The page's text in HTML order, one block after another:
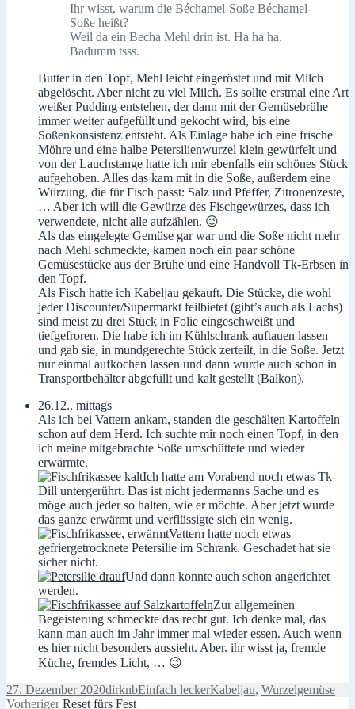
Ihr wisst, warum die Béchamel-Soße Béchamel-
Soße heißt?
Weil da ein Becha Mehl drin ist. Ha ha ha.
Badumm tsss.
Butter in den Topf, Mehl leicht eingeröstet und mit Milch
abgelöscht. Aber nicht zu viel Milch. Es sollte erstmal eine Art
weißer Pudding entstehen, der dann mit der Gemüsebrühe
immer weiter aufgefüllt und gekocht wird, bis eine
Soßenkonsistenz entsteht. Als Einlage habe ich eine frische
Möhre und eine halbe Petersilienwurzel klein gewürfelt und
von der Lauchstange hatte ich mir ebenfalls ein schönes Stück
aufgehoben. Alles das kam mit in die Soße, außerdem eine
Würzung, die für Fisch passt: Salz und Pfeffer, Zitronenzeste,
… Aber ich will die Gewürze des Fischgewürzes, dass ich
verwendete, nicht alle aufzählen. 😉
Als das eingelegte Gemüse gar war und die Soße nicht mehr
nach Mehl schmeckte, kamen noch ein paar schöne
Gemüsestücke aus der Brühe und eine Handvoll Tk-Erbsen in
den Topf.
Als Fisch hatte ich Kabeljau gekauft. Die Stücke, die wohl
jeder Discounter/Supermarkt feilbietet (gibt’s auch als Lachs)
sind meist zu drei Stück in Folie eingeschweißt und
tiefgefroren. Die habe ich im Kühlschrank auftauen lassen
und gab sie, in mundgerechte Stück zerteilt, in die Soße. Jetzt
nur einmal aufkochen lassen und dann wurde auch schon in
Transportbehälter abgefüllt und kalt gestellt (Balkon).
26.12., mittags
Als ich bei Vattern ankam, standen die geschälten Kartoffeln
schon auf dem Herd. Ich suchte mir noch einen Topf, in den
ich meine mitgebrachte Soße umschüttete und wieder
erwärmte.
Ich hatte am Vorabend noch etwas Tk-
Dill untergerührt. Das ist nicht jedermanns Sache und es
möge auch jeder so halten, wie er möchte. Aber jetzt wurde
das ganze erwärmt und verflüssigte sich ein wenig.
Vattern hatte noch etwas
gefriergetrocknete Petersilie im Schrank. Geschadet hat sie
sicher nicht.
Und dann konnte auch schon angerichtet
werden.
Zur allgemeinen
Begeisterung schmeckte das recht gut. Ich denke mal, das
kann man auch im Jahr immer mal wieder essen. Auch wenn
es hier nicht besonders aussieht. Aber. ihr wisst ja, fremde
Küche, fremdes Licht, … 😉
Veröffentlicht
am
27. Dezember 2020Autor
dirknbKategorien
Einfach leckerSchlagwörter
Kabeljau, Wurzelgemüse
Vorheriger Vorheriger
Reset fürs Fest